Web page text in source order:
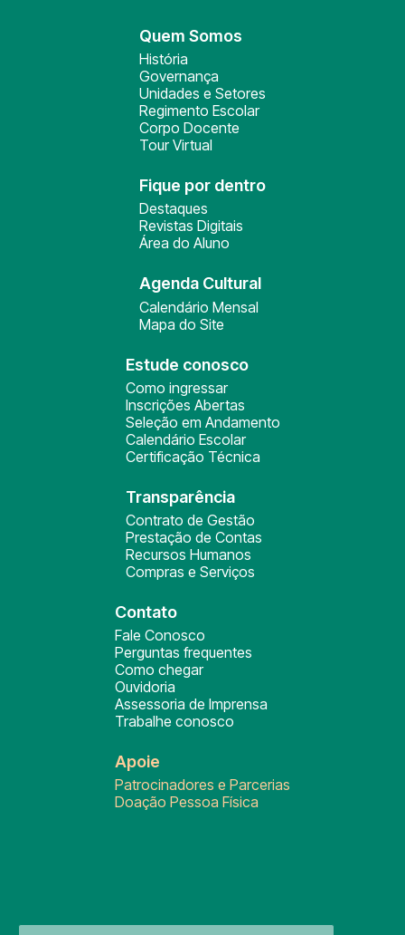
Quem Somos
História
Governança
Unidades e Setores
Regimento Escolar
Corpo Docente
Tour Virtual
Fique por dentro
Destaques
Revistas Digitais
Área do Aluno
Agenda Cultural
Calendário Mensal
Mapa do Site
Estude conosco
Como ingressar
Inscrições Abertas
Seleção em Andamento
Calendário Escolar
Certificação Técnica
Transparência
Contrato de Gestão
Prestação de Contas
Recursos Humanos
Compras e Serviços
Contato
Fale Conosco
Perguntas frequentes
Como chegar
Ouvidoria
Assessoria de Imprensa
Trabalhe conosco
Apoie
Patrocinadores e Parcerias
Doação Pessoa Física